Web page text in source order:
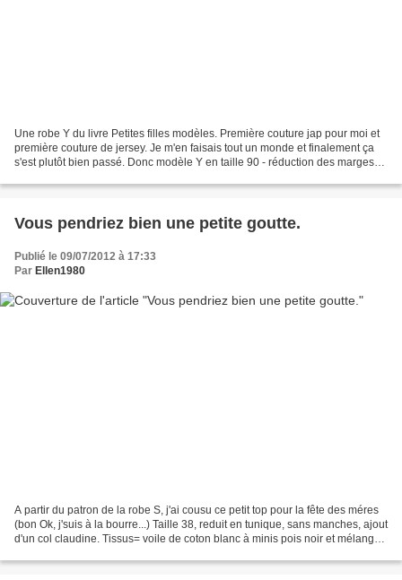
Une robe Y du livre Petites filles modèles. Première couture jap pour moi et
première couture de jersey. Je m'en faisais tout un monde et finalement ça
s'est plutôt bien passé. Donc modèle Y en taille 90 - réduction des marges
Vous pendriez bien une petite goutte.
Publié le 09/07/2012 à 17:33
Par Ellen1980
A partir du patron de la robe S, j'ai cousu ce petit top pour la fête des méres
(bon Ok, j'suis à la bourre...) Taille 38, reduit en tunique, sans manches, ajout
d'un col claudine. Tissus= voile de coton blanc à minis pois noir et mélange